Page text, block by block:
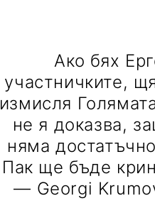
Ако бях
участничките,
измисля
не я доказва,
няма
Пак ще бъде
— Georgi